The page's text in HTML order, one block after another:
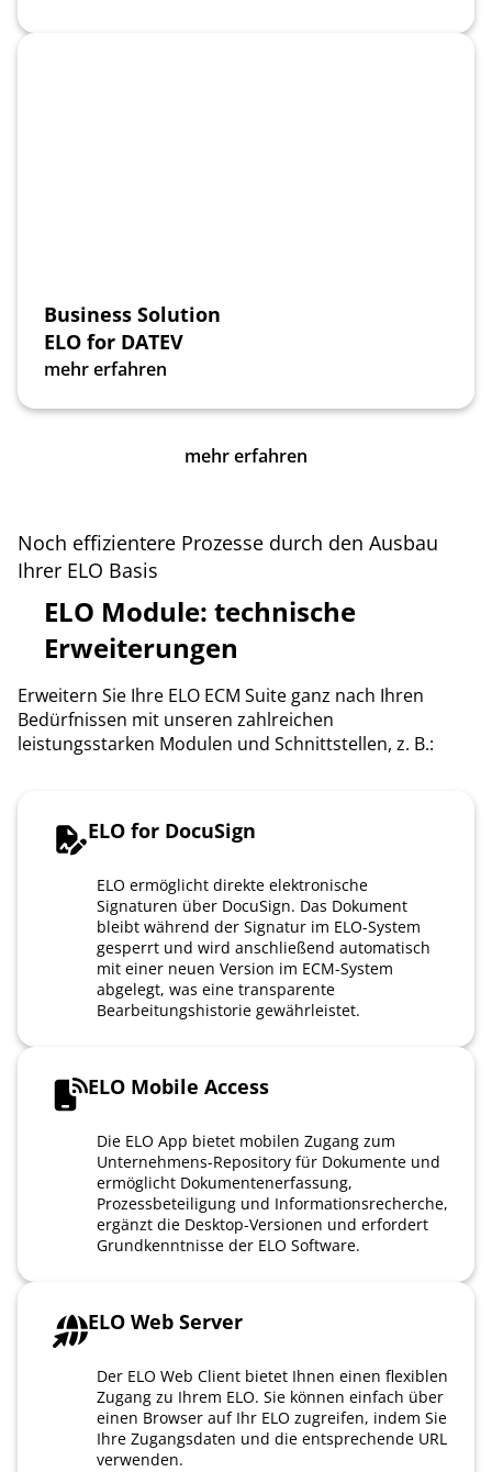
Business Solution
ELO for DATEV
mehr erfahren
mehr erfahren
Noch effizientere Prozesse durch den Ausbau
Ihrer ELO Basis
ELO Module: technische
Erweiterungen
Erweitern Sie Ihre ELO ECM Suite ganz nach Ihren
Bedürfnissen mit unseren zahlreichen
leistungsstarken Modulen und Schnittstellen, z. B.:
ELO for DocuSign
ELO ermöglicht direkte elektronische
Signaturen über DocuSign. Das Dokument
bleibt während der Signatur im ELO-System
gesperrt und wird anschließend automatisch
mit einer neuen Version im ECM-System
abgelegt, was eine transparente
Bearbeitungshistorie gewährleistet.
ELO Mobile Access
Die ELO App bietet mobilen Zugang zum
Unternehmens-Repository für Dokumente und
ermöglicht Dokumentenerfassung,
Prozessbeteiligung und Informationsrecherche,
ergänzt die Desktop-Versionen und erfordert
Grundkenntnisse der ELO Software.
ELO Web Server
Der ELO Web Client bietet Ihnen einen flexiblen
Zugang zu Ihrem ELO. Sie können einfach über
einen Browser auf Ihr ELO zugreifen, indem Sie
Ihre Zugangsdaten und die entsprechende URL
verwenden.